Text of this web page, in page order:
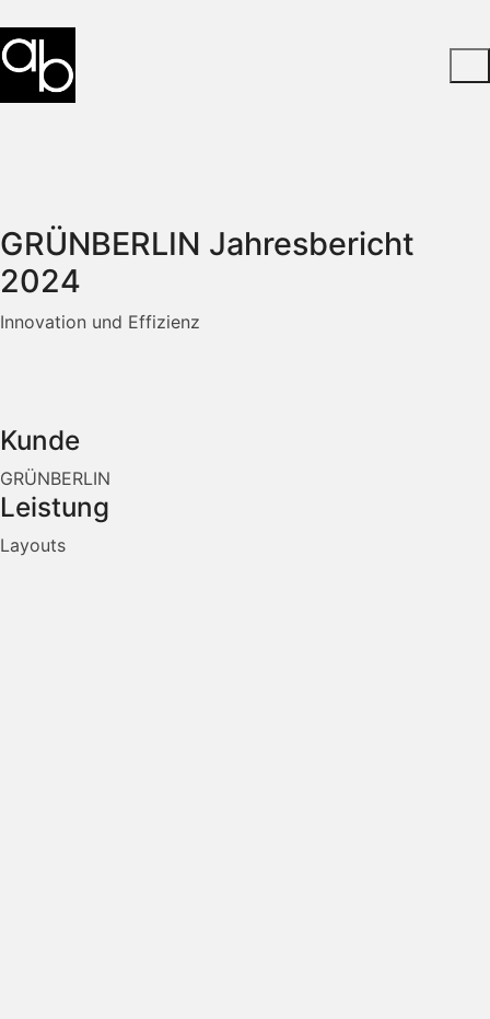
GRÜNBERLIN Jahresbericht
2024
Innovation und Effizienz
Kunde
GRÜNBERLIN
Leistung
Layouts